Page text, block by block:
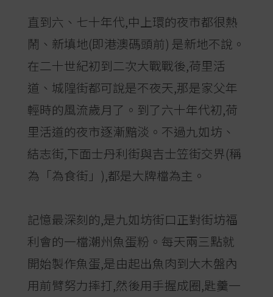
直到六、七十年代,中上環的夜市都很熱
鬧、新填地(即港澳碼頭前) 是新地不說。
在二十世紀初到二次大戰戰後,荷里活
道、城隍街都可說是不夜天,那是家父年
輕時的風流歲月了。到了六十年代初,荷
里活道的夜市逐漸黯淡。不過九如坊、
結志街,下面士丹利街與吉士笠街交界(稱
為「為食街」),都是大牌檔為主。
記憶最深刻的,是九如坊街口正對街坊福
利會的一檔潮州魚蛋粉。每天兩三點就
開始製作魚蛋,是由起出魚肉到大木盤內
用前臂努力摔打,然後用手握成圈,匙羹一